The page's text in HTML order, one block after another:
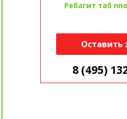
Ребагит таб
Оставить
8 (495)